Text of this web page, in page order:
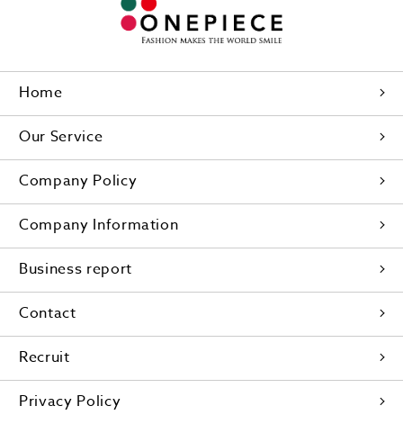
Home
Our Service
Company Policy
Company Information
Business report
Contact
Recruit
Privacy Policy